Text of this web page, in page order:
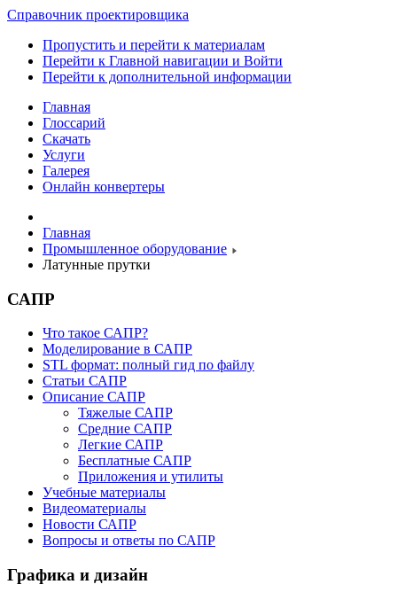
Справочник проектировщика
Пропустить и перейти к материалам
Перейти к Главной навигации и Войти
Перейти к дополнительной информации
Главная
Глоссарий
Скачать
Услуги
Галерея
Онлайн конвертеры
Главная
Промышленное оборудование
Латунные прутки
САПР
Что такое САПР?
Моделирование в САПР
STL формат: полный гид по файлу
Статьи САПР
Описание САПР
Тяжелые САПР
Средние САПР
Легкие САПР
Бесплатные САПР
Приложения и утилиты
Учебные материалы
Видеоматериалы
Новости САПР
Вопросы и ответы по САПР
Графика и дизайн